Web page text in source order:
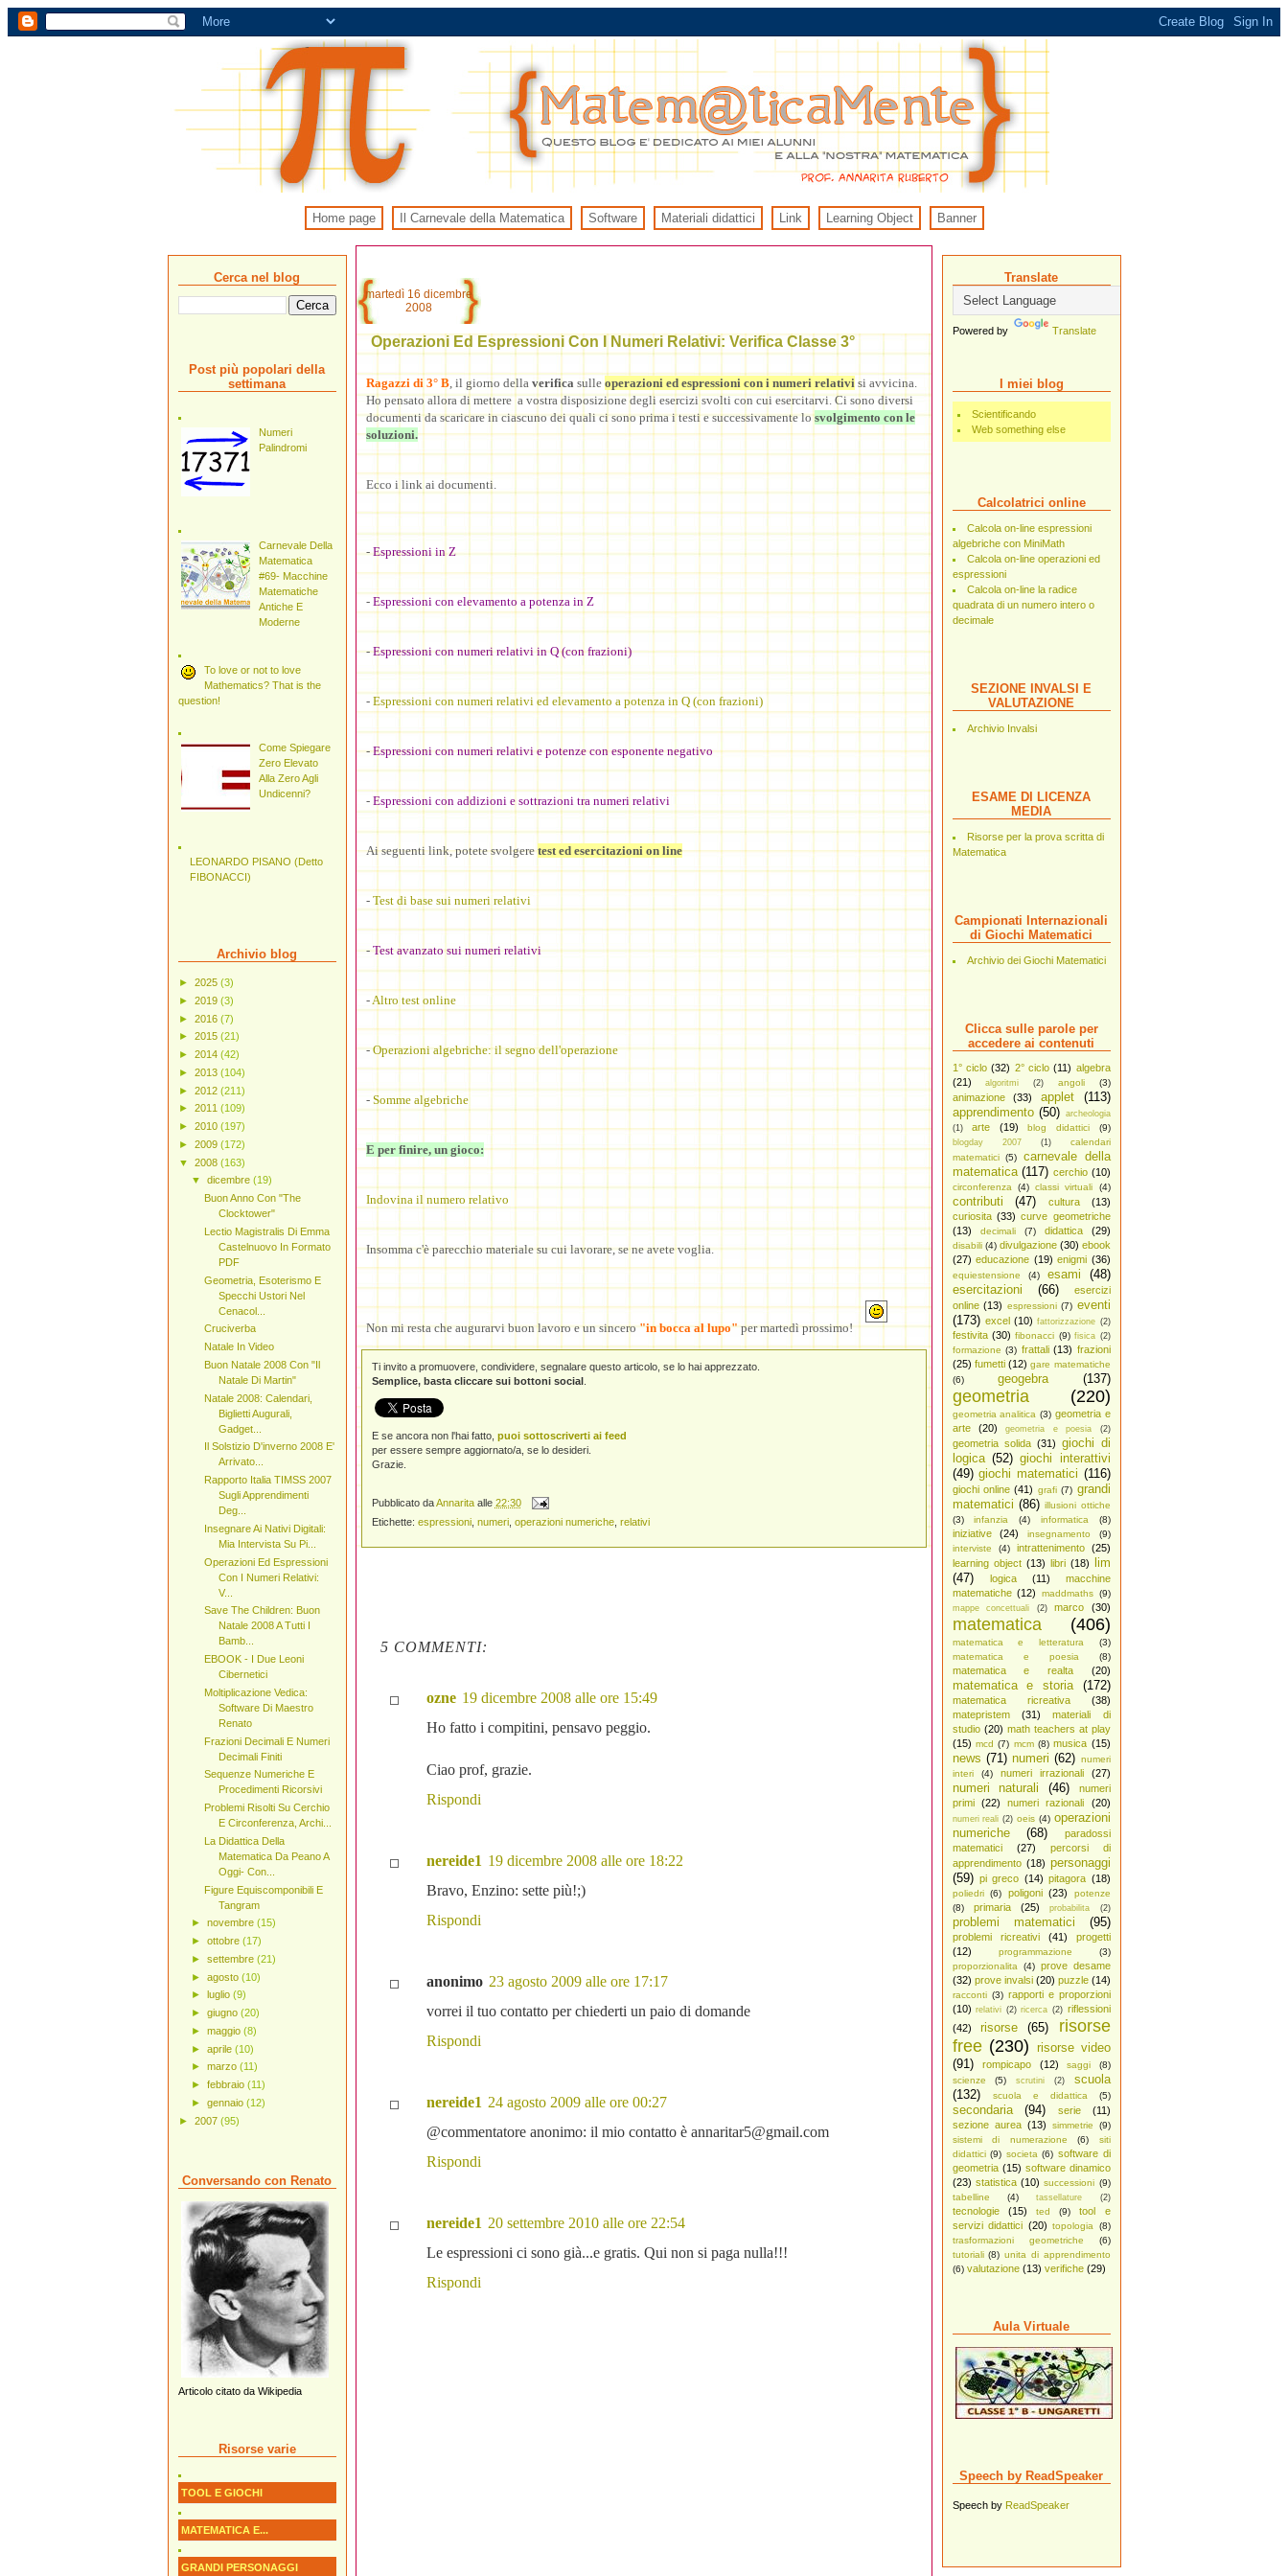
Home page Il Carnevale della Matematica Software Materiali didattici Link Learning Object Banner
Translate
Powered by Translate
I miei blog
Scientificando
Web something else
Calcolatrici online
Calcola on-line espressioni
algebriche con MiniMath
Calcola on-line operazioni ed
espressioni
Calcola on-line la radice
quadrata di un numero intero o
decimale
SEZIONE INVALSI E
VALUTAZIONE
Archivio Invalsi
ESAME DI LICENZA
MEDIA
Risorse per la prova scritta di
Matematica
Campionati Internazionali
di Giochi Matematici
Archivio dei Giochi Matematici
Clicca sulle parole per
accedere ai contenuti
1° ciclo (32) 2° ciclo (11) algebra
(21)
algoritmi (2) angoli (3)
animazione (33) applet
(113)
apprendimento (50) archeologia
(1)
arte (19) blog didattici (9)
blogday 2007 (1)
calendari
matematici
(5)
carnevale della
matematica (117) cerchio (10)
circonferenza (4) classi virtuali (4)
contributi (47) cultura
(13)
curiosita (33) curve geometriche
(13)
decimali (7) didattica (29)
disabili (4) divulgazione (30) ebook
(27) educazione (19) enigmi (36)
equiestensione (4) esami
(48)
esercitazioni
(66)
esercizi
online (13) espressioni (7) eventi
(173) excel (10) fattorizzazione (2)
festivita (30) fibonacci (9) fisica (2)
formazione (3) frattali (13) frazioni
(25) fumetti (12) gare matematiche
(6)
geogebra (137)
geometria (220)
geometria analitica (3) geometria e
arte
(20) geometria e poesia (2)
geometria solida (31) giochi di
logica (52) giochi interattivi
(49) giochi matematici (116)
giochi online (41) grafi (7) grandi
matematici (86) illusioni ottiche
(3)
infanzia (4) informatica (8)
iniziative (24) insegnamento
(9)
interviste
(4) intrattenimento
(25)
learning object (13) libri (18)
lim
(47)
logica (11)
macchine
matematiche (12) maddmaths (9)
mappe concettuali (2) marco (30)
matematica (406)
matematica e letteratura
(3)
matematica e poesia
(8)
matematica e realta (20)
matematica e storia (172)
matematica ricreativa
(38)
matepristem
(31)
materiali di
studio (20) math teachers at play
(15) mcd (7) mcm (8) musica (15)
news (71) numeri (62) numeri
interi
(4) numeri irrazionali (27)
numeri naturali (46)
numeri
primi
(22) numeri razionali (20)
numeri reali (2) oeis (4) operazioni
numeriche
(68)
paradossi
matematici
(27)
percorsi di
apprendimento (18) personaggi
(59) pi greco (14) pitagora (18)
poliedri (6) poligoni (23)
potenze
(8)
primaria (25) probabilita (2)
problemi matematici (95)
problemi ricreativi (41)
progetti
(12)
programmazione
(3)
proporzionalita
(4) prove desame
(32) prove invalsi (20) puzzle (14)
racconti (3) rapporti e proporzioni
(10) relativi (2) ricerca (2) riflessioni
(42)
risorse (65)
risorse
free (230) risorse video
(91)
rompicapo (12) saggi
(8)
scienze
(5) scrutini (2)
scuola
(132)
scuola e didattica (5)
secondaria (94) serie
(11)
sezione aurea (13) simmetrie
(9)
sistemi di numerazione
(6)
siti
didattici (9) societa (6) software di
geometria (15) software dinamico
(23) statistica (10) successioni (9)
tabelline
(4) tassellature (2)
tecnologie (15) ted (9)
tool e
servizi didattici (20) topologia
(8)
trasformazioni geometriche
(6)
tutoriali (8) unita di apprendimento
(6) valutazione (13) verifiche (29)
Aula Virtuale
Speech by ReadSpeaker
Speech by ReadSpeaker
martedì 16 dicembre
2008
Operazioni Ed Espressioni Con I Numeri Relativi: Verifica Classe 3°
Ragazzi di 3° B, il giorno della verifica sulle operazioni ed espressioni con i numeri relativisi avvicina.
Ho pensato allora di mettere a vostra disposizione degli esercizi svolti con cui esercitarvi. Ci sono diversi
documenti da scaricare in ciascuno dei quali ci sono prima i testi e successivamente losvolgimento con le
soluzioni.
Ecco i link ai documenti.
-Espressioni in Z
- Espressioni con elevamento a potenza in Z
-Espressioni con numeri relativi in Q (con frazioni)
- Espressioni con numeri relativi ed elevamento a potenza in Q (con frazioni)
-Espressioni con numeri relativi e potenze con esponente negativo
- Espressioni con addizioni e sottrazioni tra numeri relativi
Ai seguenti link, potete svolgeretest ed esercitazioni on line
- Test di base sui numeri relativi
-Test avanzato sui numeri relativi
-Altro test online
-Operazioni algebriche: il segno dell'operazione
- Somme algebriche
E per finire, un gioco:
Indovina il numero relativo
Insomma c'è parecchio materiale su cui lavorare, se ne avete voglia.
Non mi resta che augurarvi buon lavoro e un sincero"in bocca al lupo"per martedì prossimo!
Ti invito a promuovere, condividere, segnalare questo articolo, se lo hai apprezzato.
Semplice, basta cliccare sui bottoni social.
E se ancora non l'hai fatto, puoi sottoscriverti ai feed
per essere sempre aggiornato/a, se lo desideri.
Grazie.
Pubblicato daAnnarita alle 22:30
Etichette: espressioni, numeri, operazioni numeriche, relativi
5 COMMENTI:
ozne 19 dicembre 2008 alle ore 15:49
Ho fatto i compitini, pensavo peggio.
Ciao prof, grazie.
Rispondi
nereide1 19 dicembre 2008 alle ore 18:22
Bravo, Enzino: sette più!;)
Rispondi
anonimo 23 agosto 2009 alle ore 17:17
vorrei il tuo contatto per chiederti un paio di domande
Rispondi
nereide1 24 agosto 2009 alle ore 00:27
@commentatore anonimo: il mio contatto è annaritar5@gmail.com
Rispondi
nereide1 20 settembre 2010 alle ore 22:54
Le espressioni ci sono già...e gratis. Qui non si paga nulla!!!
Rispondi
Cerca nel blog
Post più popolari della
settimana
Numeri
Palindromi
Carnevale Della
Matematica
#69- Macchine
Matematiche
Antiche E
Moderne
To love or not to love
Mathematics? That is the
question!
Come Spiegare
Zero Elevato
Alla Zero Agli
Undicenni?
LEONARDO PISANO (Detto
FIBONACCI)
Archivio blog
► 2025 (3)
► 2019 (3)
► 2016 (7)
► 2015 (21)
► 2014 (42)
► 2013 (104)
► 2012 (211)
► 2011 (109)
► 2010 (197)
► 2009 (172)
▼ 2008 (163)
▼ dicembre (19)
Buon Anno Con "The
Clocktower"
Lectio Magistralis Di Emma
Castelnuovo In Formato
PDF
Geometria, Esoterismo E
Specchi Ustori Nel
Cenacol...
Cruciverba
Natale In Video
Buon Natale 2008 Con "Il
Natale Di Martin"
Natale 2008: Calendari,
Biglietti Augurali,
Gadget...
Il Solstizio D'inverno 2008 E'
Arrivato...
Rapporto Italia TIMSS 2007
Sugli Apprendimenti
Deg...
Insegnare Ai Nativi Digitali:
Mia Intervista Su Pi...
Operazioni Ed Espressioni
Con I Numeri Relativi:
V...
Save The Children: Buon
Natale 2008 A Tutti I
Bamb...
EBOOK - I Due Leoni
Cibernetici
Moltiplicazione Vedica:
Software Di Maestro
Renato
Frazioni Decimali E Numeri
Decimali Finiti
Sequenze Numeriche E
Procedimenti Ricorsivi
Problemi Risolti Su Cerchio
E Circonferenza, Archi...
La Didattica Della
Matematica Da Peano A
Oggi- Con...
Figure Equiscomponibili E
Tangram
► novembre (15)
► ottobre (17)
► settembre (21)
► agosto (10)
►
luglio (9)
► giugno (20)
► maggio (8)
► aprile (10)
► marzo (11)
► febbraio (11)
► gennaio (12)
► 2007 (95)
Conversando con Renato
Articolo citato da Wikipedia
Risorse varie
TOOL E GIOCHI
MATEMATICA E...
GRANDI PERSONAGGI